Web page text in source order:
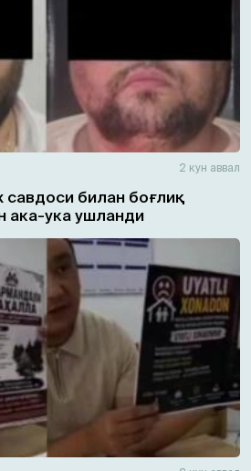
2 кун аввал
билан боғлиқ
ака-ука ушланди